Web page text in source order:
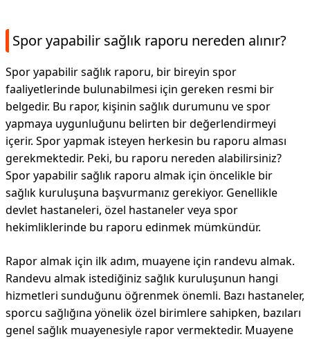
Spor yapabilir sağlık raporu nereden alınır?
Spor yapabilir sağlık raporu, bir bireyin spor
faaliyetlerinde bulunabilmesi için gereken resmi bir
belgedir. Bu rapor, kişinin sağlık durumunu ve spor
yapmaya uygunluğunu belirten bir değerlendirmeyi
içerir. Spor yapmak isteyen herkesin bu raporu alması
gerekmektedir. Peki, bu raporu nereden alabilirsiniz?
Spor yapabilir sağlık raporu almak için öncelikle bir
sağlık kuruluşuna başvurmanız gerekiyor. Genellikle
devlet hastaneleri, özel hastaneler veya spor
hekimliklerinde bu raporu edinmek mümkündür.
Rapor almak için ilk adım, muayene için randevu almak.
Randevu almak istediğiniz sağlık kuruluşunun hangi
hizmetleri sunduğunu öğrenmek önemli. Bazı hastaneler,
sporcu sağlığına yönelik özel birimlere sahipken, bazıları
genel sağlık muayenesiyle rapor vermektedir. Muayene